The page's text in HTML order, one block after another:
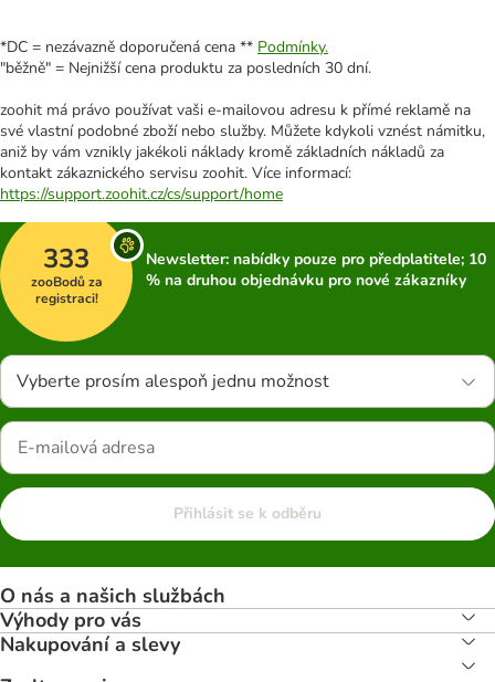
*DC = nezávazně doporučená cena ** Podmínky.
"běžně" = Nejnižší cena produktu za posledních 30 dní.
zoohit má právo používat vaši e-mailovou adresu k přímé reklamě na
své vlastní podobné zboží nebo služby. Můžete kdykoli vznést námitku,
aniž by vám vznikly jakékoli náklady kromě základních nákladů za
kontakt zákaznického servisu zoohit. Více informací:
https://support.zoohit.cz/cs/support/home
333
zooBodů za
registraci!
Newsletter: nabídky pouze pro předplatitele; 10
% na druhou objednávku pro nové zákazníky
Vyberte prosím alespoň jednu možnost
Přihlásit se k odběru
O nás a našich službách
Výhody pro vás
Nakupování a slevy